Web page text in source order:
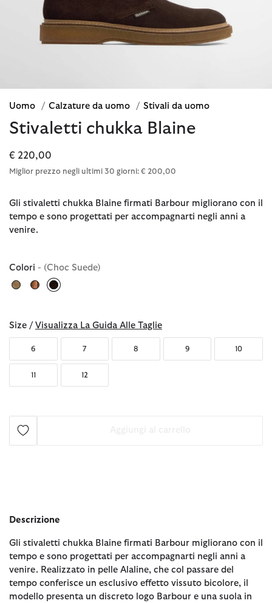
Uomo / Calzature da uomo / Stivali da uomo
Stivaletti chukka Blaine
€ 220,00
Miglior prezzo negli ultimi 30 giorni: € 200,00
Gli stivaletti chukka Blaine firmati Barbour migliorano con il
tempo e sono progettati per accompagnarti negli anni a
venire.
Colori - (Choc Suede)
Size / Visualizza La Guida Alle Taglie
6 7 8 9 10
11 12
Descrizione
Gli stivaletti chukka Blaine firmati Barbour migliorano con il
tempo e sono progettati per accompagnarti negli anni a
venire. Realizzato in pelle Alaline, che col passare del
tempo conferisce un esclusivo effetto vissuto bicolore, il
modello presenta un discreto logo Barbour e una suola in